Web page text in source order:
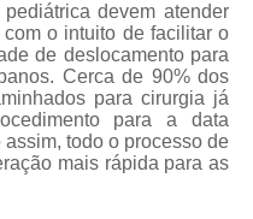
devem atender
o intuito de facilitar o
de deslocamento para
Cerca de 90% dos
para cirurgia já
para a data
todo o processo de
mais rápida para as